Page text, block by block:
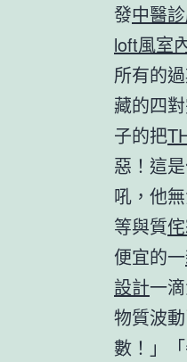
發中醫
loft風室
所有的
藏的四
子的把
惡！這
吼，他
等與質
便宜的一
設計一
物質波
數！」